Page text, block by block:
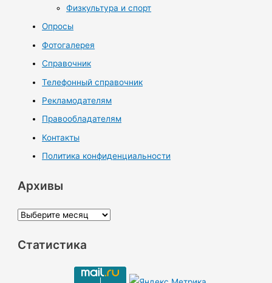
Физкультура и спорт
Опросы
Фотогалерея
Справочник
Телефонный справочник
Рекламодателям
Правообладателям
Контакты
Политика конфиденциальности
Архивы
А
х
Статистика